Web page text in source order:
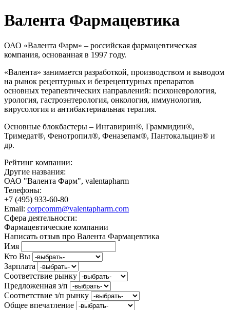
Валента Фармацевтика
ОАО «Валента Фарм» – российская фармацевтическая
компания, основанная в 1997 году.
«Валента» занимается разработкой, производством и выводом
на рынок рецептурных и безрецептурных препаратов
основных терапевтических направлений: психоневрология,
урология, гастроэнтерология, онкология, иммунология,
вирусология и антибактериальная терапия.
Основные блокбастеры – Ингавирин®, Граммидин®,
Тримедат®, Фенотропил®, Феназепам®, Пантокальцин® и
др.
Рейтинг компании:
Другие названия:
ОАО "Валента Фарм", valentapharm
Телефоны:
+7 (495) 933-60-80
Email: corpcomm@valentapharm.com
Сфера деятельности:
Фармацевтические компании
Написать отзыв про Валента Фармацевтика
Имя
Кто Вы
Зарплата
Соответствие рынку
Предложенная з/п
Соответствие з/п рынку
Общее впечатление